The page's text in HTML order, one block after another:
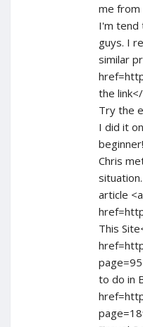
me from
I'm tend
guys. I
similar
the
Try the
I did it
Chris
article <a
This
to do in